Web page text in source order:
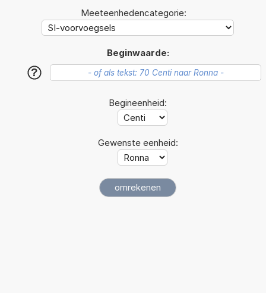
Meeteenhedencategorie:
Beginwaarde:
?
Begineenheid:
Gewenste eenheid: